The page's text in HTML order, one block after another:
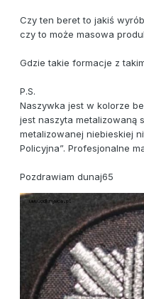
Czy ten beret to jakiś
czy to może masowa
Gdzie takie formacje z
P.S.
Naszywka jest w kolorze
jest naszyta metalizowaną
metalizowanej niebieskiej
Policyjna”. Profesjonalne
Pozdrawiam dunaj65